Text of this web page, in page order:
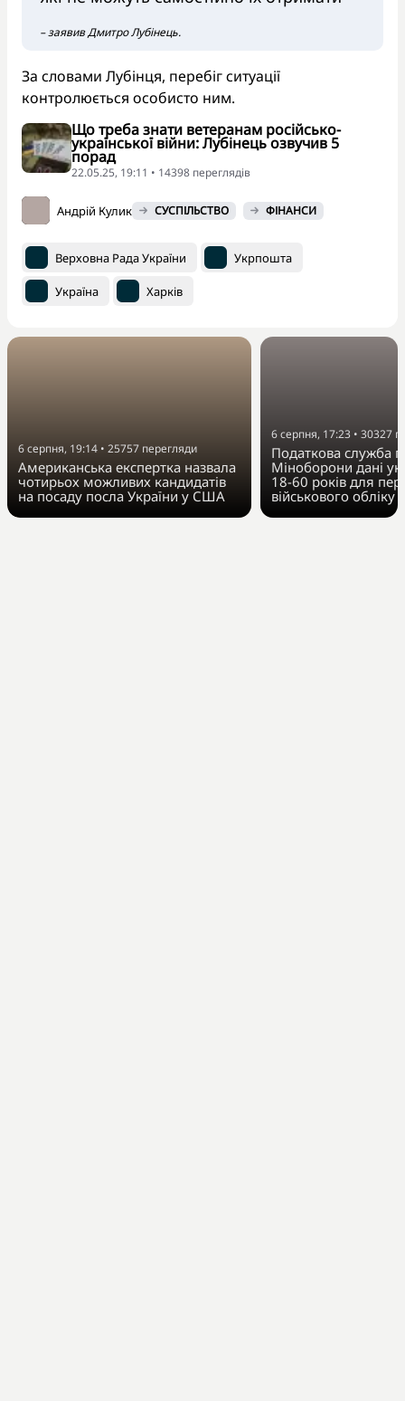
– заявив Дмитро Лубінець.
За словами Лубінця, перебіг ситуації
контролюється особисто ним.
Що треба знати ветеранам російсько-
української війни: Лубінець озвучив 5
порад
22.05.25, 19:11 • 14398 переглядiв
Андрій Кулик СУСПІЛЬСТВО ФІНАНСИ
Верховна Рада України Укрпошта
Україна Харків
6 серпня, 19:14 • 25757 перегляди
Американська експертка назвала
чотирьох можливих кандидатів
на посаду посла України у США
6 серпня, 17:23 • 30327
Податкова служба
Міноборони дані
18-60 років для
військового обліку